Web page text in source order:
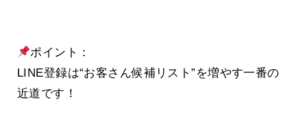
ポイント：
LINE登録は“お客さん候補リスト”を増やす一番の
近道です！